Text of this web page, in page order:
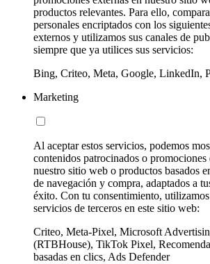
productos relevantes. Para ello,
personales encriptados con los
externos y utilizamos sus canales de
siempre que ya utilices sus servicios:
Bing, Criteo, Meta, Google, LinkedIn,
Marketing
Al aceptar estos servicios, podemos
contenidos patrocinados o promociones
nuestro sitio web o productos basados
de navegación y compra, adaptados a
éxito. Con tu consentimiento,
servicios de terceros en este sitio web:
Criteo, Meta-Pixel, Microsoft
(RTBHouse), TikTok Pixel,
basadas en clics, Ads Defender